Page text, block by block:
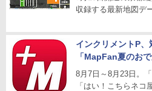
収録する最新地図デ
インクリメントP
「MapFan夏のお
8月7日～8月23日。
「はい！こちらネコ